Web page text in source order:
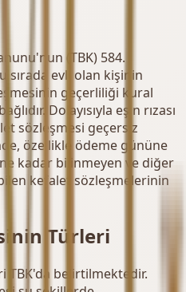
(TBK) 584.
sırada evli olan kişinin
geçerliliği kural
Dolayısıyla eşin rızası
sözleşmesi geçersiz
özellikle ödeme gününe
kadar bilinmeyen ve diğer
kefalet sözleşmelerinin
Türleri
TBK'da belirtilmektedir.